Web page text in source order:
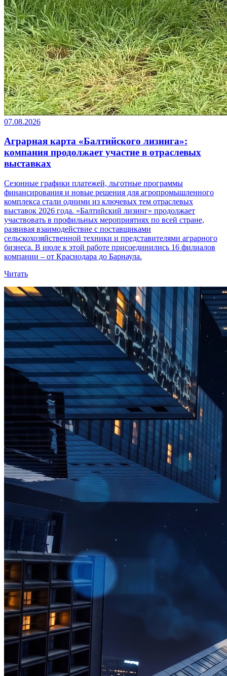
07.08.2026
Аграрная карта «Балтийского лизинга»:
компания продолжает участие в отраслевых
выставках
Сезонные графики платежей, льготные программы
финансирования и новые решения для агропромышленного
комплекса стали одними из ключевых тем отраслевых
выставок 2026 года. «Балтийский лизинг» продолжает
участвовать в профильных мероприятиях по всей стране,
развивая взаимодействие с поставщиками
сельскохозяйственной техники и представителями аграрного
бизнеса. В июле к этой работе присоединились 16 филиалов
компании – от Краснодара до Барнаула.
Читать